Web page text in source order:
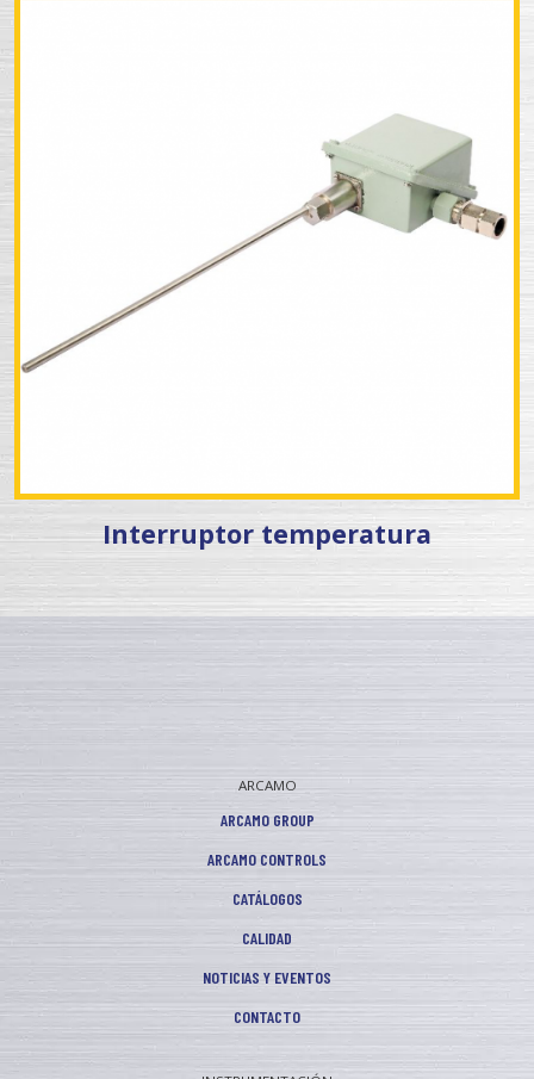
Interruptor temperatura
ARCAMO
ARCAMO GROUP
ARCAMO CONTROLS
CATÁLOGOS
CALIDAD
NOTICIAS Y EVENTOS
CONTACTO